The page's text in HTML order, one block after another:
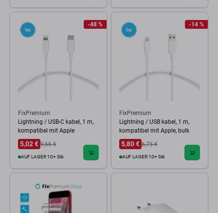
-48 %
FixPremium
Lightning / USB-C kabel, 1 m,
kompatibel mit Apple
5,02 € 9,66 €
AUF LAGER 10+ Stk
-14 %
FixPremium
Lightning / USB kabel, 1 m,
kompatibel mit Apple, bulk
5,80 € 6,75 €
AUF LAGER 10+ Stk